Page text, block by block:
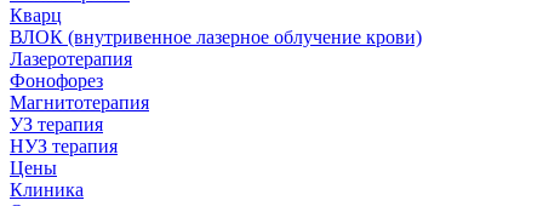
Кварц
ВЛОК (внутривенное лазерное облучение крови)
Лазеротерапия
Фонофорез
Магнитотерапия
УЗ терапия
НУЗ терапия
Цены
Клиника